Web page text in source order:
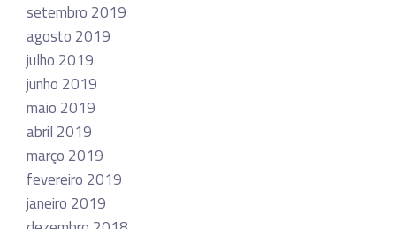
setembro 2019
agosto 2019
julho 2019
junho 2019
maio 2019
abril 2019
março 2019
fevereiro 2019
janeiro 2019